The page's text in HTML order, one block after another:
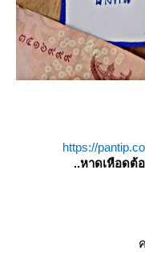
https://
..หาดเหือดต้